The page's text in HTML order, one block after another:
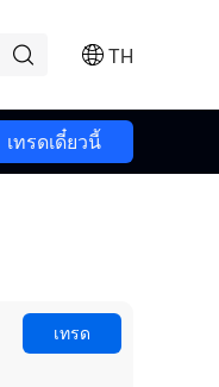
TH
เทรดเดี๋ยวนี้
เทรด